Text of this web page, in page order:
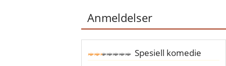
Anmeldelser
Spesiell komedie